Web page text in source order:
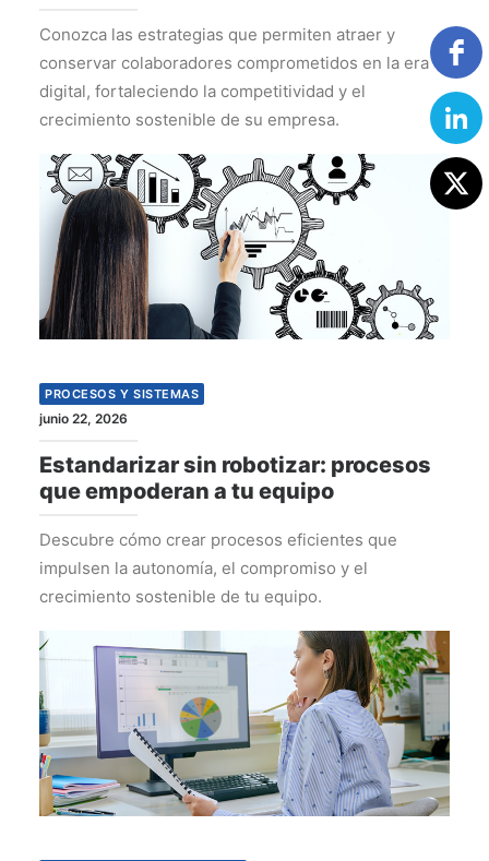
Conozca las estrategias que permiten atraer y
conservar colaboradores comprometidos en la era
digital, fortaleciendo la competitividad y el
crecimiento sostenible de su empresa.
PROCESOS Y SISTEMAS
junio 22, 2026
Estandarizar sin robotizar: procesos
que empoderan a tu equipo
Descubre cómo crear procesos eficientes que
impulsen la autonomía, el compromiso y el
crecimiento sostenible de tu equipo.